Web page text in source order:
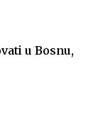
u Bosnu,